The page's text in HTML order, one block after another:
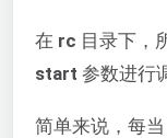
在 rc 目录下，
start 参数进行
简单来说，每